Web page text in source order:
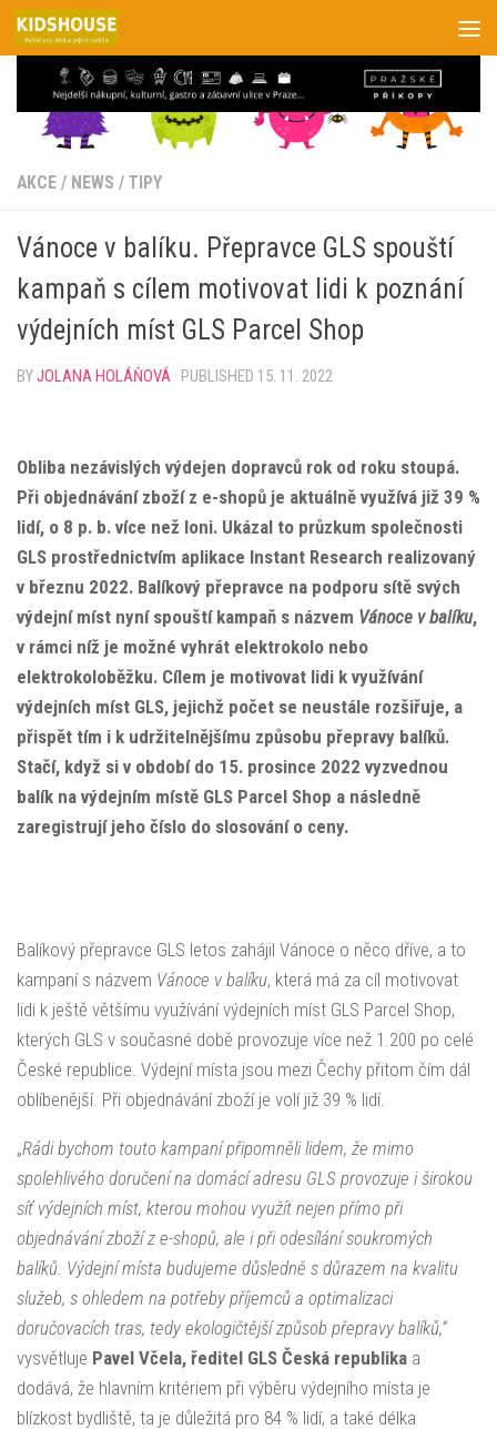
Skip to content
AKCE / NEWS / TIPY
Vánoce v balíku. Přepravce GLS spouští
kampaň s cílem motivovat lidi k poznání
výdejních míst GLS Parcel Shop
BYJOLANA HOLÁŇOVÁ · PUBLISHED 15. 11. 2022
Obliba nezávislých výdejen dopravců rok od roku stoupá.
Při objednávání zboží z e-shopů je aktuálně využívá již 39 %
lidí, o 8 p. b. více než loni. Ukázal to průzkum společnosti
GLS prostřednictvím aplikace Instant Research realizovaný
v březnu 2022. Balíkový přepravce na podporu sítě svých
výdejní míst nyní spouští kampaň s názvem Vánoce v balíku,
v rámci níž je možné vyhrát elektrokolo nebo
elektrokoloběžku. Cílem je motivovat lidi k využívání
výdejních míst GLS, jejichž počet se neustále rozšiřuje, a
přispět tím i k udržitelnějšímu způsobu přepravy balíků.
Stačí, když si v období do 15. prosince 2022 vyzvednou
balík na výdejním místě GLS Parcel Shop a následně
zaregistrují jeho číslo do slosování o ceny.
Balíkový přepravce GLS letos zahájil Vánoce o něco dříve, a to
kampaní s názvem Vánoce v balíku, která má za cíl motivovat
lidi k ještě většímu využívání výdejních míst GLS Parcel Shop,
kterých GLS v současné době provozuje více než 1.200 po celé
České republice. Výdejní místa jsou mezi Čechy přitom čím dál
oblíbenější. Při objednávání zboží je volí již 39 % lidí.
„Rádi bychom touto kampaní připomněli lidem, že mimo
spolehlivého doručení na domácí adresu GLS provozuje i širokou
síť výdejních míst, kterou mohou využít nejen přímo při
objednávání zboží z e-shopů, ale i při odesílání soukromých
balíků. Výdejní místa budujeme důsledně s důrazem na kvalitu
služeb, s ohledem na potřeby příjemců a optimalizaci
doručovacích tras, tedy ekologičtější způsob přepravy balíků,“
vysvětluje Pavel Včela, ředitel GLS Česká republika a
dodává, že hlavním kritériem při výběru výdejního místa je
blízkost bydliště, ta je důležitá pro 84 % lidí, a také délka